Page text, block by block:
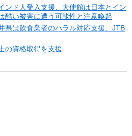
ンド人受入支援、大使館は日本とイン
酷い被害に遭う可能性と注意喚起
県は飲食業者のハラル対応支援、JTB
の資格取得を支援